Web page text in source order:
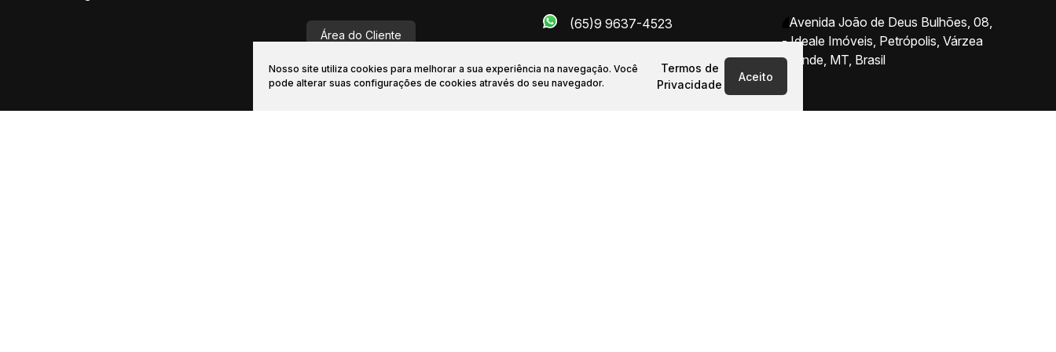
Nosso site utiliza cookies para melhorar a sua experiência na navegação. Você
pode alterar suas configurações de cookies através do seu navegador.
Termos de
Privacidade
Aceito
Área do Cliente
vendas@idealeimoveismt.com.br
(65)9 9637-4523 Avenida João de Deus Bulhões, 08,
- Ideale Imóveis, Petrópolis, Várzea
Grande, MT, Brasil